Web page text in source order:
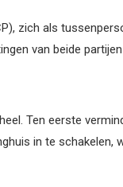
zich als
van beide
Ten eerste
in te schakelen,